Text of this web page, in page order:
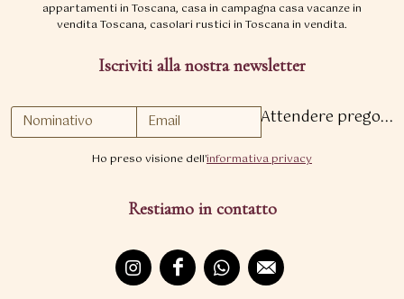
appartamenti in Toscana, casa in campagna casa vacanze in
vendita Toscana, casolari rustici in Toscana in vendita.
Iscriviti alla nostra newsletter
Attendere prego...
Ho preso visione dell'informativa privacy
Restiamo in contatto